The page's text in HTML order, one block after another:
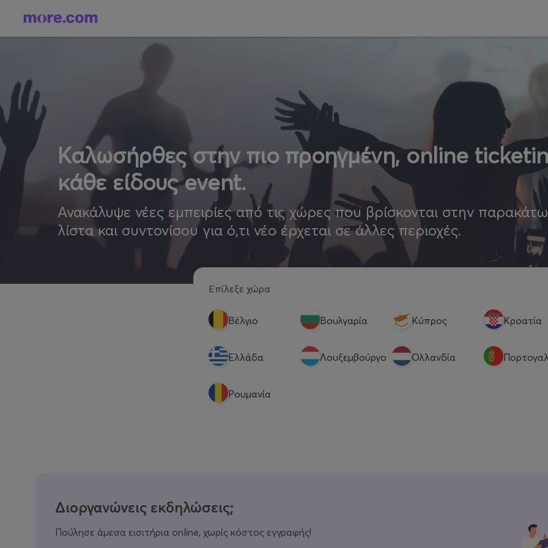
Καλωσήρθες στην πιο προηγμένη, online
κάθε είδους event.
Ανακάλυψε νέες εμπειρίες από τις χώρες που βρίσκονται στην παρακάτω
λίστα και συντονίσου για ό,τι νέο έρχεται σε άλλες περιοχές.
Επίλεξε χώρα
Βέλγιο Βουλγαρία Κύπρος Κροατία
Eλλάδα Λουξεμβούργο Ολλανδία
Ρουμανία
Διοργανώνεις εκδηλώσεις;
Πούλησε άμεσα εισιτήρια online, χωρίς κόστος εγγραφής!